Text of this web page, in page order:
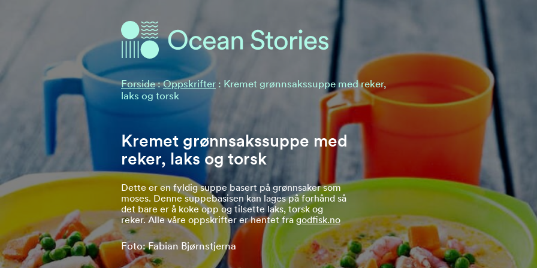
Ocean Stories
Ocean Stories
Forside:Oppskrifter : Kremet grønnsakssuppe med reker,
laks og torsk
Kremet grønnsakssuppe med
reker, laks og torsk
Dette er en fyldig suppe basert på grønnsaker som
moses. Denne suppebasisen kan lages på forhånd så
det bare er å koke opp og tilsette laks, torsk og
reker. Alle våre oppskrifter er hentet fragodfisk.no
Foto: Fabian Bjørnstjerna